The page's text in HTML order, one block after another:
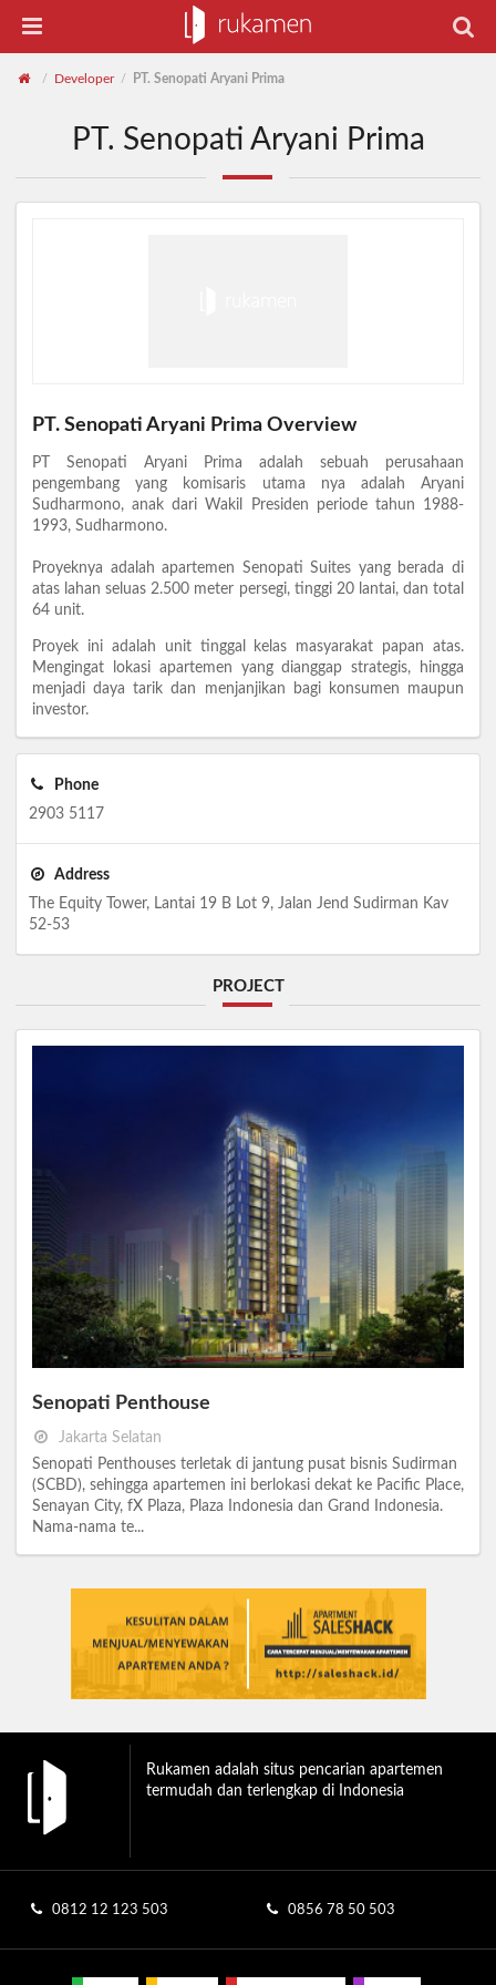
/ Developer / PT. Senopati Aryani Prima
PT. Senopati Aryani Prima
PT. Senopati Aryani Prima Overview
PT Senopati Aryani Prima adalah sebuah perusahaan
pengembang yang komisaris utama nya adalah Aryani
Sudharmono, anak dari Wakil Presiden periode tahun 1988-
1993, Sudharmono.
Proyeknya adalah apartemen Senopati Suites yang berada di
atas lahan seluas 2.500 meter persegi, tinggi 20 lantai, dan total
64 unit.
Proyek ini adalah unit tinggal kelas masyarakat papan atas.
Mengingat lokasi apartemen yang dianggap strategis, hingga
menjadi daya tarik dan menjanjikan bagi konsumen maupun
investor.
Phone
2903 5117
Address
The Equity Tower, Lantai 19 B Lot 9, Jalan Jend Sudirman Kav
52-53
PROJECT
Senopati Penthouse
Jakarta Selatan
Senopati Penthouses terletak di jantung pusat bisnis Sudirman
(SCBD), sehingga apartemen ini berlokasi dekat ke Pacific Place,
Senayan City, fX Plaza, Plaza Indonesia dan Grand Indonesia.
Nama-nama te...
Rukamen adalah situs pencarian apartemen
termudah dan terlengkap di Indonesia
0812 12 123 503 0856 78 50 503